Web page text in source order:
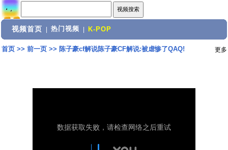
视频首页 热门视频 K-POP
首页>> 前一页>> 陈子豪cf解说陈子豪CF解说:被虐惨了QAQ! 更多